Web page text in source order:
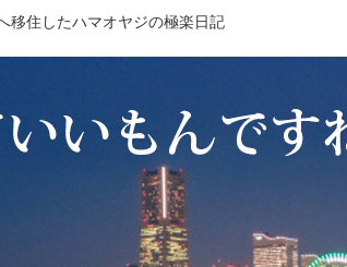
移住したハマオヤジの極楽日記